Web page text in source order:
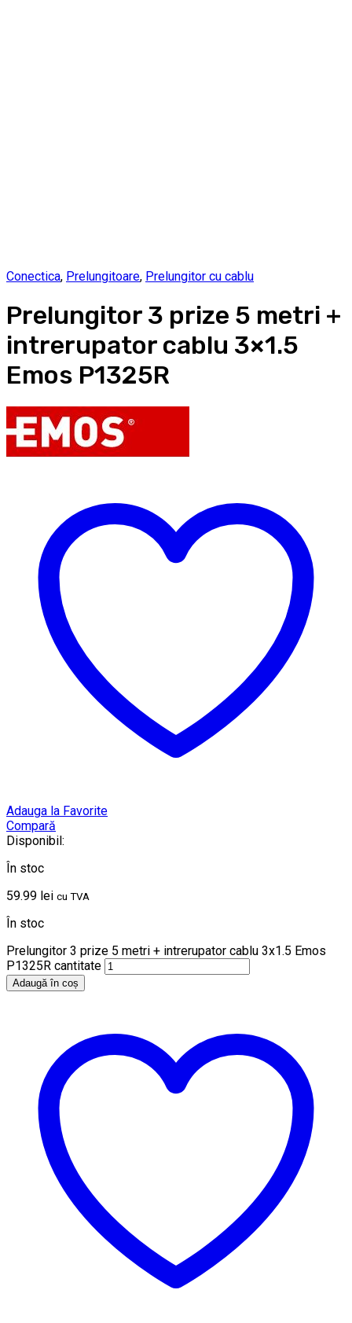
Conectica, Prelungitoare, Prelungitor cu cablu
Prelungitor 3 prize 5 metri +
intrerupator cablu 3×1.5
Emos P1325R
Adauga la Favorite
Compară
Disponibil:
În stoc
59.99 lei cu TVA
În stoc
Prelungitor 3 prize 5 metri + intrerupator cablu 3x1.5 Emos
P1325R cantitate
Adaugă în coș